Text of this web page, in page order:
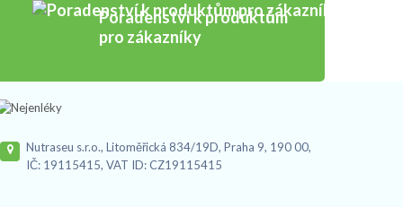
Poradenství k produktům
pro zákazníky
Nutraseu s.r.o., Litoměřická 834/19D, Praha 9, 190 00,
IČ: 19115415, VAT ID: CZ19115415